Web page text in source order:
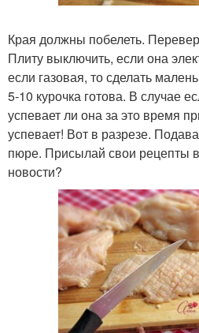
Края должны побелеть.
Плиту выключить, если она
если газовая, то сделать
5-10 курочка готова. В случае
успевает ли она за это время
успевает! Вот в разрезе.
пюре. Присылай свои рецепты
новости?